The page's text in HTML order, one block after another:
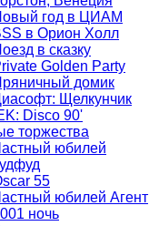
год в ЦИАМ
в Орион Холл
в сказку
Golden Party
домик
Щелкунчик
Disco 90'
торжества
юбилей
55
юбилей Агент
ночь